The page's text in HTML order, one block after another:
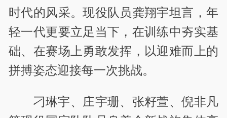
时代的风采。现役队员龚翔宇坦言，年
轻一代更要立足当下，在训练中夯实基
础、在赛场上勇敢发挥，以迎难而上的
拼搏姿态迎接每一次挑战。
刁琳宇、庄宇珊、张籽萱、倪非凡